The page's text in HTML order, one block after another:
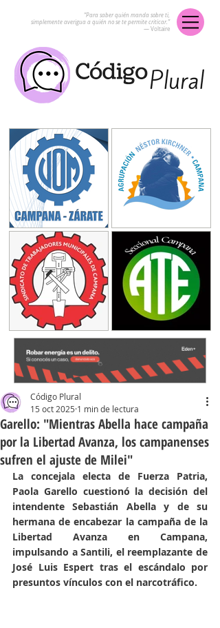
“Para saber quién manda sobre ti,
simplemente averigua a quién no se te permite criticar.”
― Voltaire
Garello: "Mientras Abella hace campaña
por la Libertad Avanza, los campanenses
sufren el ajuste de Milei"
Código Plural
15 oct 2025 1 min de lectura
La concejala electa de Fuerza Patria,
Paola Garello cuestionó la decisión del
intendente Sebastián Abella y de su
hermana de encabezar la campaña de la
Libertad Avanza en Campana,
impulsando a Santili, el reemplazante de
José Luis Espert tras el escándalo por
presuntos vínculos con el narcotráfico.